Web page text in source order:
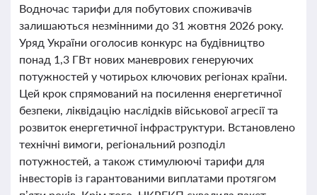
Водночас тарифи для побутових споживачів
залишаються незмінними до 31 жовтня 2026 року.
Уряд України оголосив конкурс на будівництво
понад 1,3 ГВт нових маневрових генеруючих
потужностей у чотирьох ключових регіонах країни.
Цей крок спрямований на посилення енергетичної
безпеки, ліквідацію наслідків військової агресії та
розвиток енергетичної інфраструктури. Встановлено
технічні вимоги, регіональний розподіл
потужностей, а також стимулюючі тарифи для
інвесторів із гарантованими виплатами протягом